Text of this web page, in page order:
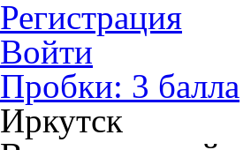
Регистрация
Войти
Пробки: 3 балла
Иркутск